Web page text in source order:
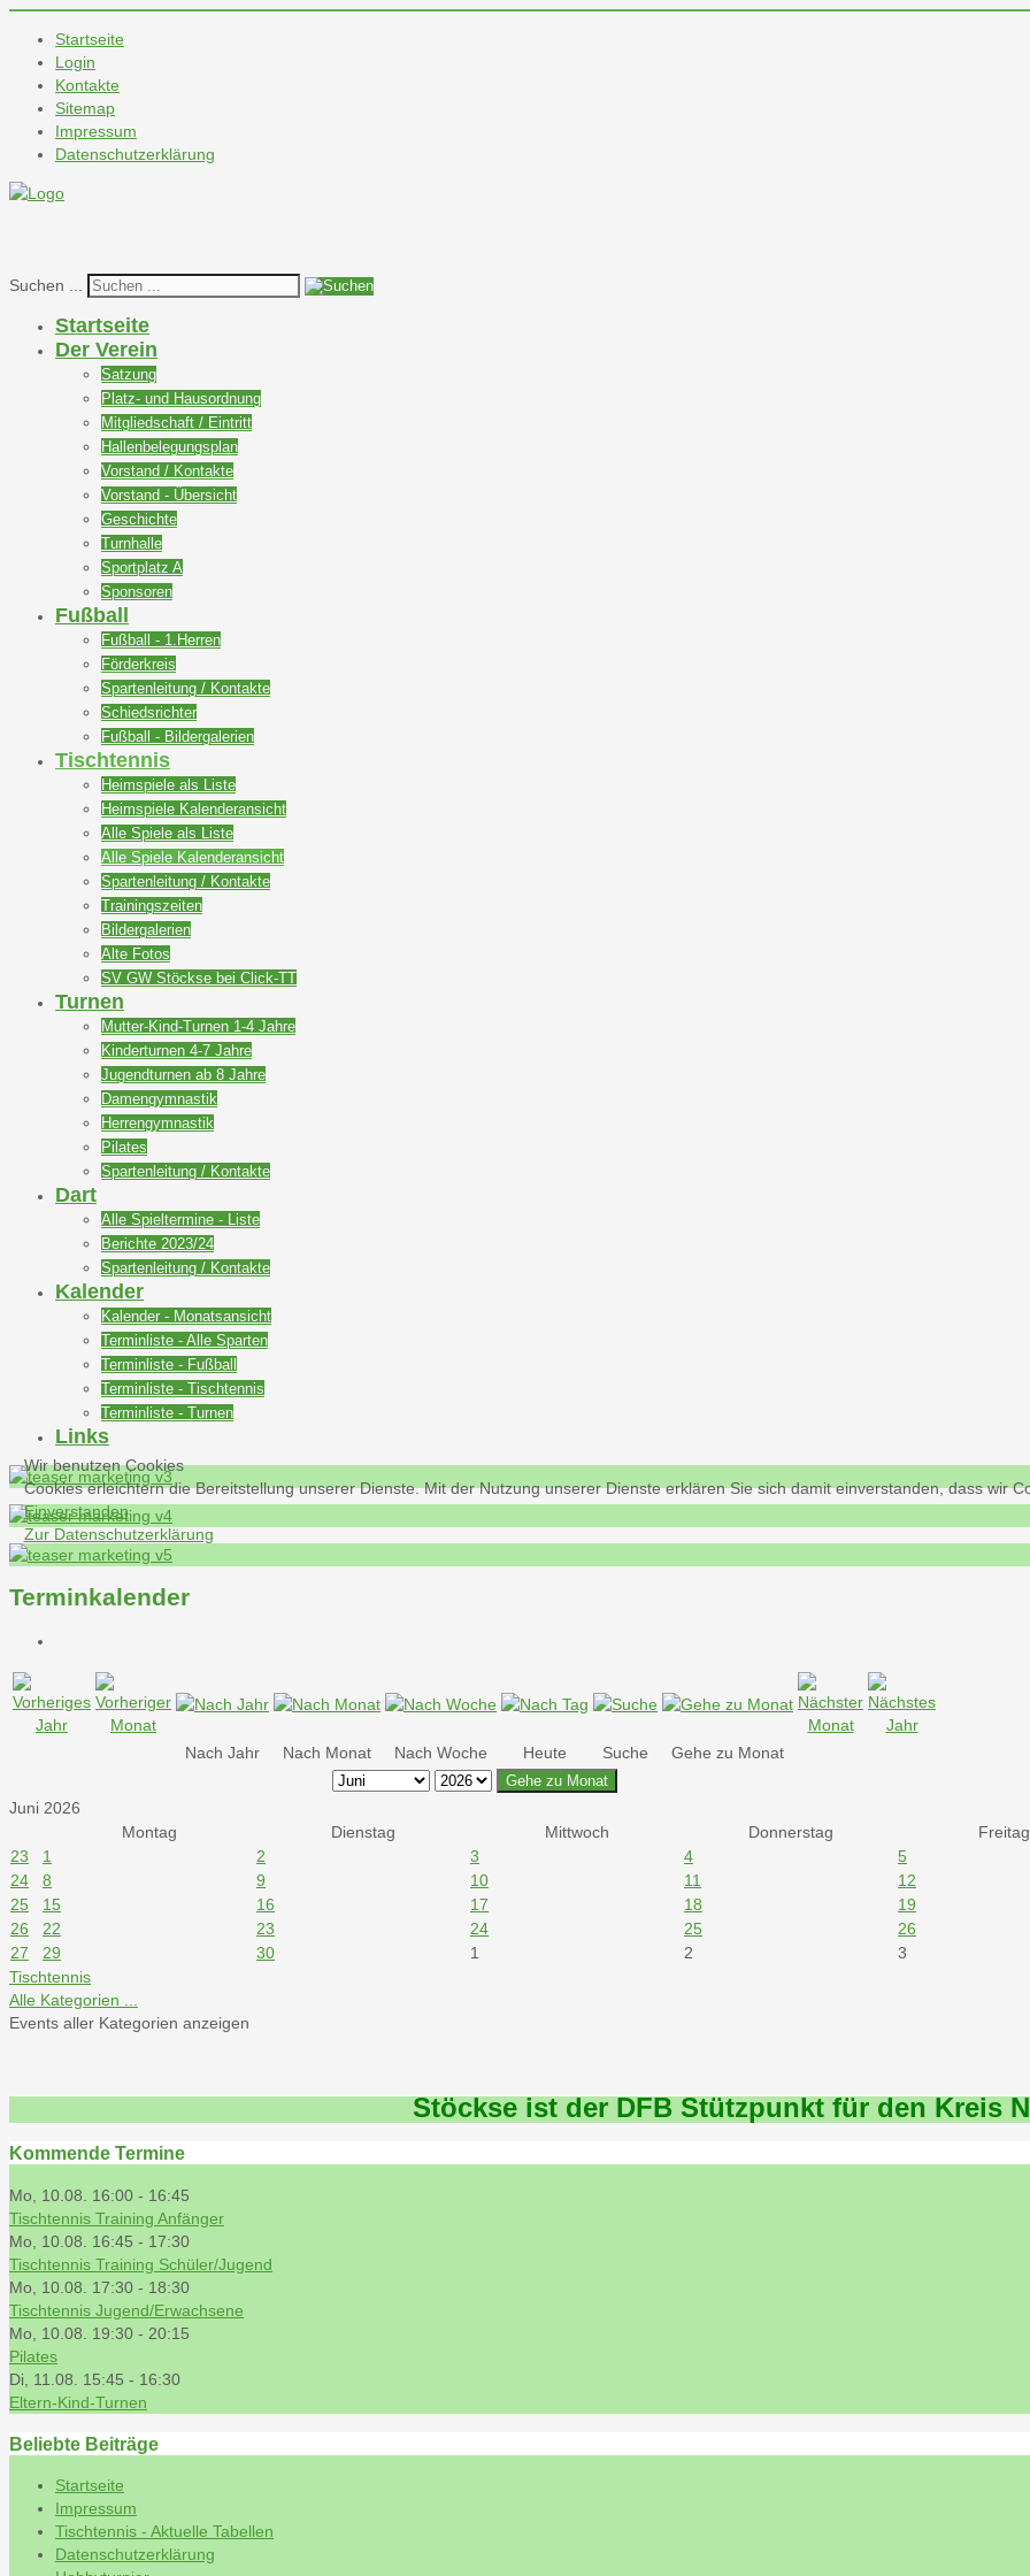
Startseite
Login
Kontakte
Sitemap
Impressum
Datenschutzerklärung
Suchen ...
Startseite
Der Verein
Satzung
Platz- und Hausordnung
Mitgliedschaft / Eintritt
Hallenbelegungsplan
Vorstand / Kontakte
Vorstand - Übersicht
Geschichte
Turnhalle
Sportplatz A
Sponsoren
Fußball
Fußball - 1.Herren
Förderkreis
Spartenleitung / Kontakte
Schiedsrichter
Fußball - Bildergalerien
Tischtennis
Heimspiele als Liste
Heimspiele Kalenderansicht
Alle Spiele als Liste
Alle Spiele Kalenderansicht
Spartenleitung / Kontakte
Trainingszeiten
Bildergalerien
Alte Fotos
SV GW Stöckse bei Click-TT
Turnen
Mutter-Kind-Turnen 1-4 Jahre
Kinderturnen 4-7 Jahre
Jugendturnen ab 8 Jahre
Damengymnastik
Herrengymnastik
Pilates
Spartenleitung / Kontakte
Dart
Alle Spieltermine - Liste
Berichte 2023/24
Spartenleitung / Kontakte
Kalender
Kalender - Monatsansicht
Terminliste - Alle Sparten
Terminliste - Fußball
Terminliste - Tischtennis
Terminliste - Turnen
Links
Terminkalender
Nach Jahr Nach Monat Nach Woche Heute Suche Gehe zu Monat
Gehe zu Monat
Juni 2026
Montag
Dienstag Mittwoch Donnerstag Freitag
23
1 2 3 4 5
24
8 9 10 11 12
25
15 16 17 18 19
26
22 23 24 25 26
27
29 30 1 2 3
Tischtennis
Alle Kategorien ...
Events aller Kategorien anzeigen
Stöckse ist der DFB Stützpunkt für den Kreis
Kommende Termine
Mo, 10.08. 16:00 - 16:45
Tischtennis Training Anfänger
Mo, 10.08. 16:45 - 17:30
Tischtennis Training Schüler/Jugend
Mo, 10.08. 17:30 - 18:30
Tischtennis Jugend/Erwachsene
Mo, 10.08. 19:30 - 20:15
Pilates
Di, 11.08. 15:45 - 16:30
Eltern-Kind-Turnen
Beliebte Beiträge
Startseite
Impressum
Tischtennis - Aktuelle Tabellen
Datenschutzerklärung
Wir benutzen Cookies
Cookies erleichtern die Bereitstellung unserer Dienste. Mit der Nutzung unserer Dienste erklären Sie sich damit einverstanden, dass wir
Einverstanden
Zur Datenschutzerklärung